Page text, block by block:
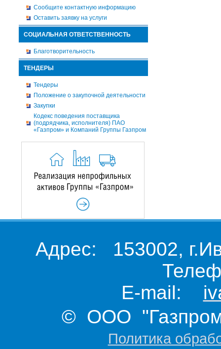
Сообщите контактную информацию
Оставить заявку на услуги
СОЦИАЛЬНАЯ ОТВЕТСТВЕННОСТЬ
Благотворительность
ТЕНДЕРЫ
Тендеры
Положение о закупочной деятельности
Закупки
Кодекс поведения поставщика
(подрядчика, исполнителя) ПАО
«Газпром» и Компаний Группы Газпром
Адрес: 153002,
E-mail:
© ООО "Газпром
Политика